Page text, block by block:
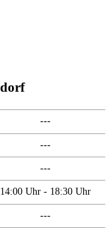
---
---
---
14:00 Uhr - 18:30 Uhr
---